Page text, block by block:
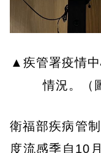
▲疾管署疫情
情況。（
衛福部疾病管
度流感季自10